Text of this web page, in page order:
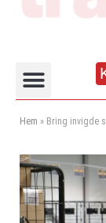
Hem » Bring invigde